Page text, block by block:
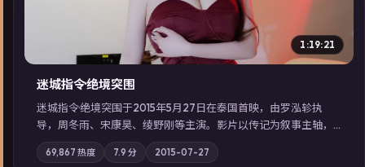
1:19:21
迷城指令·绝境突围
迷城指令·绝境突围于2015年5月27日在泰国首映，由罗泓轸执
导，周冬雨、宋康昊、绫野刚等主演。影片以传记为叙事主轴，
记忆碎片重组后，主角发现自己从未活过“真实”的一天；摄影与
配乐强化地域气质；站内亦可通过「国产免费观看高清电视剧在
69,867 热度 7.9 分 2015-07-27